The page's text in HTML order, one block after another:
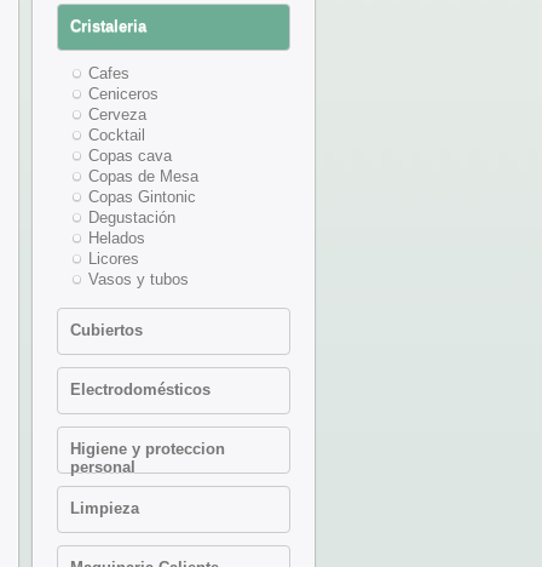
Complementos Buffet
Complementos Camarero
Complementos Cocktail
Complementos Mesa
Condimentos
Decantadores
Especial Tapas
Jamoneros
Muele pimientas
Publicidad
Recepcion hotel
Soportes Botellines Aceite
- Vinagre
Cristaleria
Cafes
Ceniceros
Cerveza
Cocktail
Copas cava
Copas de Mesa
Copas Gintonic
Degustación
Helados
Licores
Vasos y tubos
Cubiertos
Accesorios cuberteria
Chuleteros
Cubiertos mesa
Electrodomésticos
Electrica
Fuentes de chocolate
Maquinas fabricadoras de
helado
Higiene y proteccion
personal
Limpieza